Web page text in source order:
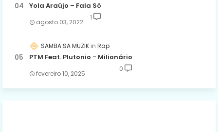
Yola Araújo – Fala Só
agosto 03, 2022
1
SAMBA SA MUZIK Rap
PTM Feat. Plutonio - Milionário
fevereiro 10, 2025
0